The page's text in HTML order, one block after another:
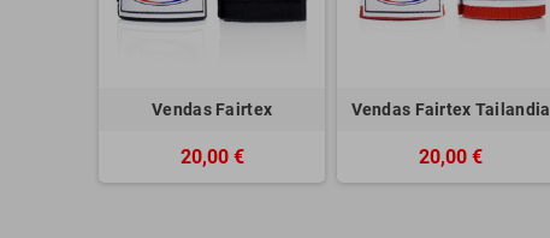
Vendas Fairtex
20,00 €
Vendas Fairtex Tailandia
20,00 €